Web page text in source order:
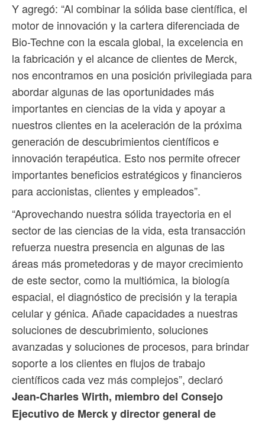
Y agregó: “Al combinar la sólida base científica, el
motor de innovación y la cartera diferenciada de
Bio-Techne con la escala global, la excelencia en
la fabricación y el alcance de clientes de Merck,
nos encontramos en una posición privilegiada para
abordar algunas de las oportunidades más
importantes en ciencias de la vida y apoyar a
nuestros clientes en la aceleración de la próxima
generación de descubrimientos científicos e
innovación terapéutica. Esto nos permite ofrecer
importantes beneficios estratégicos y financieros
para accionistas, clientes y empleados”.
“Aprovechando nuestra sólida trayectoria en el
sector de las ciencias de la vida, esta transacción
refuerza nuestra presencia en algunas de las
áreas más prometedoras y de mayor crecimiento
de este sector, como la multiómica, la biología
espacial, el diagnóstico de precisión y la terapia
celular y génica. Añade capacidades a nuestras
soluciones de descubrimiento, soluciones
avanzadas y soluciones de procesos, para brindar
soporte a los clientes en flujos de trabajo
científicos cada vez más complejos”, declaró
Jean-Charles Wirth, miembro del Consejo
Ejecutivo de Merck y director general de